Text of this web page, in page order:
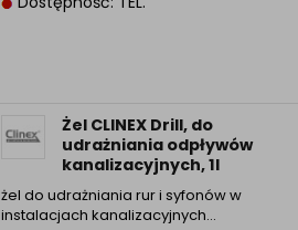
Żel CLINEX Drill, do
udrażniania odpływów
kanalizacyjnych, 1l
żel do udrażniania rur i syfonów w
instalacjach kanalizacyjnych…